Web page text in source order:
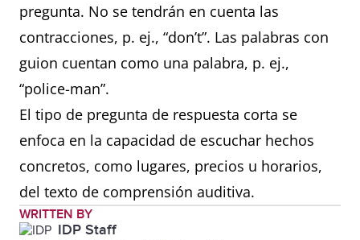
pregunta. No se tendrán en cuenta las
contracciones, p. ej., “don’t”. Las palabras con
guion cuentan como una palabra, p. ej.,
“police-man”.
El tipo de pregunta de respuesta corta se
enfoca en la capacidad de escuchar hechos
concretos, como lugares, precios u horarios,
del texto de comprensión auditiva.
WRITTEN BY
IDP Staff